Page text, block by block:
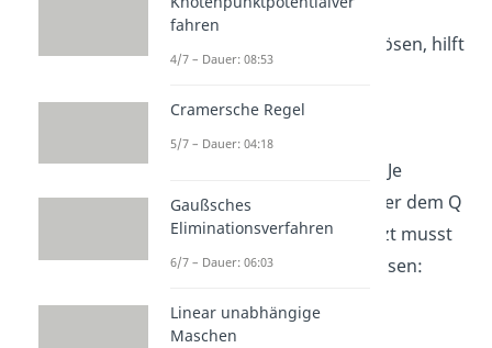
Um die Schwingkreis
zu lösen, hilft
. Je
nachdem, ob ein Punkt über dem Q
steht,leitestdu sieab
. Jetzt musst
du nur noch nach
auflösen:
fahren
4/7 – Dauer: 08:53
Cramersche Regel
5/7 – Dauer: 04:18
Gaußsches
Eliminationsverfahren
6/7 – Dauer: 06:03
Linear unabhängige
Maschen